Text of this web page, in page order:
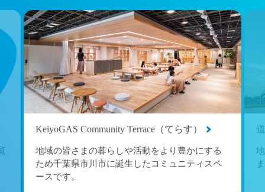
KeiyoGAS Community Terrace（てらす）
地域の皆さまの暮らしや活動をより豊かにする
ため千葉県市川市に誕生したコミュニティスペ
ースです。